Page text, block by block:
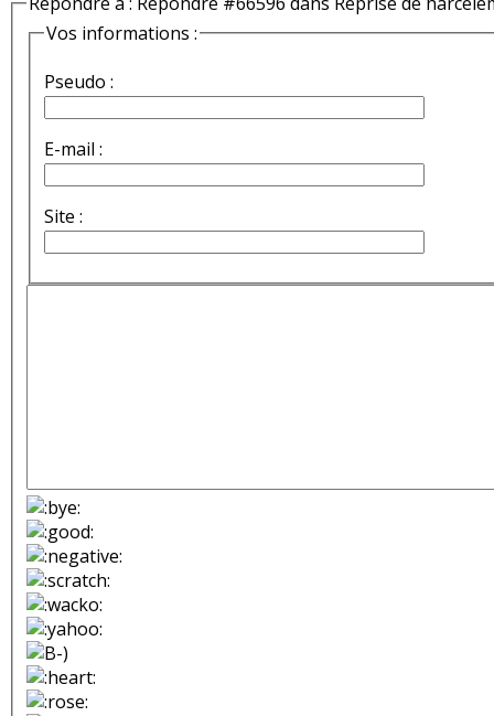
Vos informations :
Pseudo :
E-mail :
Site :